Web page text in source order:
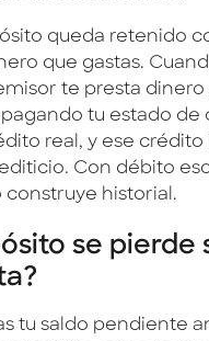
queda retenido
que gastas.
te presta dinero
tu estado de
real, y ese crédito
Con débito
construye historial.
se pierde
tu saldo pendiente